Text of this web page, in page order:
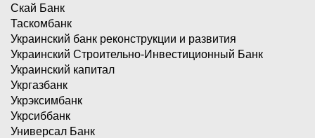
Скай Банк
Таскомбанк
Украинский банк реконструкции и развития
Украинский Строительно-Инвестиционный Банк
Украинский капитал
Укргазбанк
Укрэксимбанк
Укрсиббанк
Универсал Банк